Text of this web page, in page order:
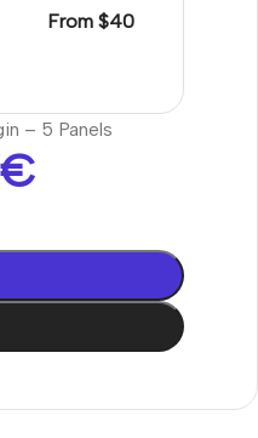
From $40
– 5 Panels
€